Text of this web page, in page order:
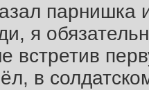
парнишка
я
встретив
в